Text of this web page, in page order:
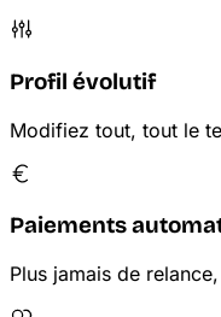
Profil évolutif
Modifiez tout, tout le
Paiements
Plus jamais de